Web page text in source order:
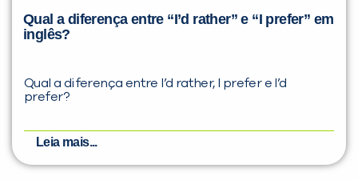
Qual a diferença entre “I’d rather” e “I prefer” em
inglês?
Qual a diferença entre I’d rather, I prefer e I’d
prefer?
Leia mais...